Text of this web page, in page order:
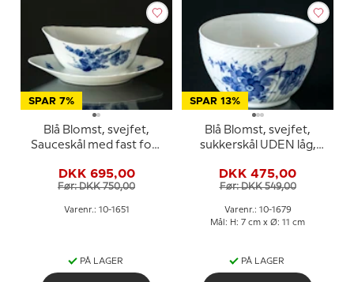
SPAR 7%
Blå Blomst, svejfet,
Sauceskål med fast fod,
1651
DKK 695,00
Før: DKK 750,00
Varenr.: 10-1651
PÅ LAGER
SPAR 13%
Blå Blomst, svejfet,
sukkerskål UDEN låg,
1679
DKK 475,00
Før: DKK 549,00
Varenr.: 10-1679
Mål: H: 7 cm x Ø: 11 cm
PÅ LAGER